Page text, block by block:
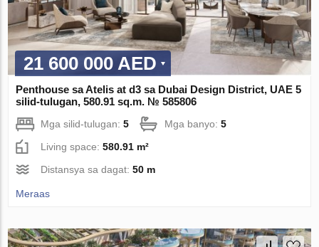
21 600 000 AED
Penthouse sa Atelis at d3 sa Dubai Design District, UAE 5
silid-tulugan, 580.91 sq.m. № 585806
Mga silid-tulugan:5 Mga banyo:5
Living space:580.91 m²
Distansya sa dagat:50 m
Meraas